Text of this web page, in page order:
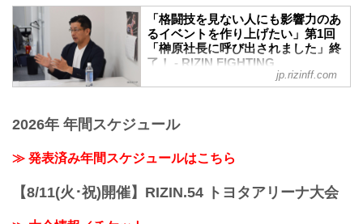
榊原CEOから「どんな生活を送ってる
の？」と質問されると、扇久保は「対人
練習が出来ないので、走...
頭、榊原信行CEOとRIZINアンバサダー
のくるみに呼び込まれて登場した浜崎
は、2人とともに番組を盛り上げた。
番組冒頭、メガイベント開催について話
が及ぶと榊原CEOから「次の試合、いつ
いですね。対人練習...
「榊原社長に呼び出されました」が、4月
29日（水）RIZIN事務局にて行われた。
第2回となる今回は、ゲストにRIZINファ
イターの朝倉海が登場！榊原信行CEOと
RIZINアンバサダーのくるみとともに番組
を盛り上げた。
ると、榊原CEOが「（昨年の大晦日）あ
マネルがUFCへ行かなかったかも」と話
す場面や、中止となった4月大会について
話が及ぶと、海が「あの試合に出ておけ
ばよかっ...
「格闘技を見ない人にも影響力のあ
るイベントを作り上げたい」第1回
「榊原社長に呼び出されました」終
了！ - RIZIN FIGHTING
FEDERATION オフィシャルサイト
Youtubeライブ配信が行われた。ライブ配
ーのくるみが出演。現状の状況やどんな
今回のライブ配信ではYoutubeの
jp.rizinff.com
2026年 年間スケジュール
≫ 発表済み年間スケジュールはこちら
【8/11(火･祝)開催】RIZIN.54 トヨタアリーナ大会